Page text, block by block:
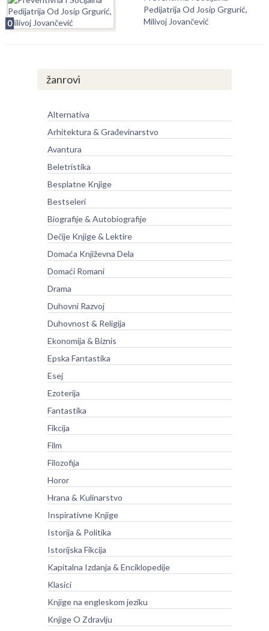
0
Pedijatrija Od Josip Grgurić,
Milivoj Jovančević
žanrovi
Alternativa
Arhitektura & Građevinarstvo
Avantura
Beletristika
Besplatne Knjige
Bestseleri
Biografije & Autobiografije
Dečije Knjige & Lektire
Domaća Književna Dela
Domaći Romani
Drama
Duhovni Razvoj
Duhovnost & Religija
Ekonomija & Biznis
Epska Fantastika
Esej
Ezoterija
Fantastika
Fikcija
Film
Filozofija
Horor
Hrana & Kulinarstvo
Inspirativne Knjige
Istorija & Politika
Istorijska Fikcija
Kapitalna Izdanja & Enciklopedije
Klasici
Knjige na engleskom jeziku
Knjige O Zdravlju